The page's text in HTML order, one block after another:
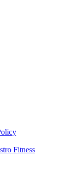
Fitness